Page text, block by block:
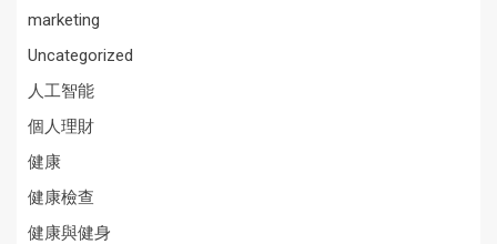
marketing
Uncategorized
人工智能
個人理財
健康
健康檢查
健康與健身